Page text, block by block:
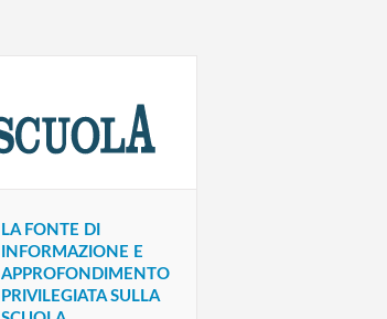
LA FONTE DI
INFORMAZIONE E
APPROFONDIMENTO
PRIVILEGIATA SULLA